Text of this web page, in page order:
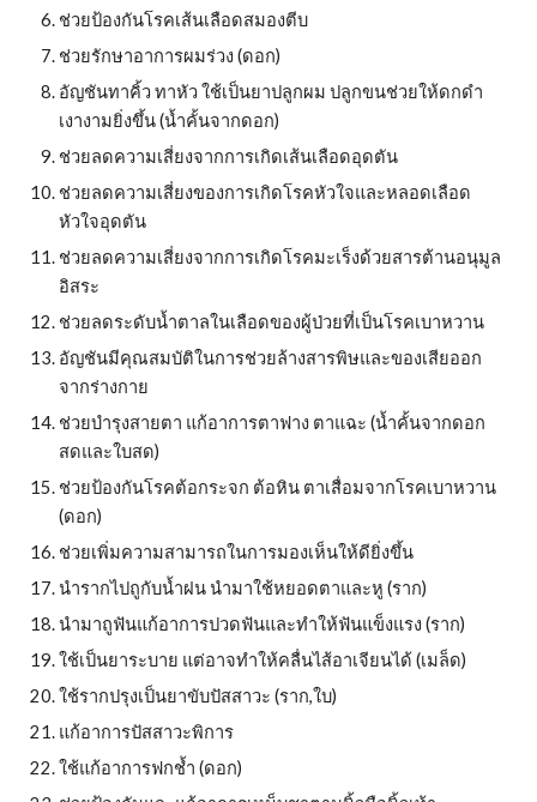
ช่วยป้องกันโรคเส้นเลือดสมองตีบ
ช่วยรักษาอาการผมร่วง (ดอก)
อัญชันทาคิ้ว ทาหัว ใช้เป็นยาปลูกผม ปลูกขนช่วยให้ดกดำ
เงางามยิ่งขึ้น (น้ำคั้นจากดอก)
ช่วยลดความเสี่ยงจากการเกิดเส้นเลือดอุดตัน
ช่วยลดความเสี่ยงของการเกิดโรคหัวใจและหลอดเลือด
หัวใจอุดตัน
ช่วยลดความเสี่ยงจากการเกิดโรคมะเร็งด้วยสารต้านอนุมูล
อิสระ
ช่วยลดระดับน้ำตาลในเลือดของผู้ป่วยที่เป็นโรคเบาหวาน
อัญชันมีคุณสมบัติในการช่วยล้างสารพิษและของเสียออก
จากร่างกาย
ช่วยบำรุงสายตา แก้อาการตาฟาง ตาแฉะ (น้ำคั้นจากดอก
สดและใบสด)
ช่วยป้องกันโรคต้อกระจก ต้อหิน ตาเสื่อมจากโรคเบาหวาน
(ดอก)
ช่วยเพิ่มความสามารถในการมองเห็นให้ดียิ่งขึ้น
นำรากไปถูกับน้ำฝน นำมาใช้หยอดตาและหู (ราก)
นำมาถูฟันแก้อาการปวดฟันและทำให้ฟันแข็งแรง (ราก)
ใช้เป็นยาระบาย แต่อาจทำให้คลื่นไส้อาเจียนได้ (เมล็ด)
ใช้รากปรุงเป็นยาขับปัสสาวะ (ราก,ใบ)
แก้อาการปัสสาวะพิการ
ใช้แก้อาการฟกช้ำ (ดอก)